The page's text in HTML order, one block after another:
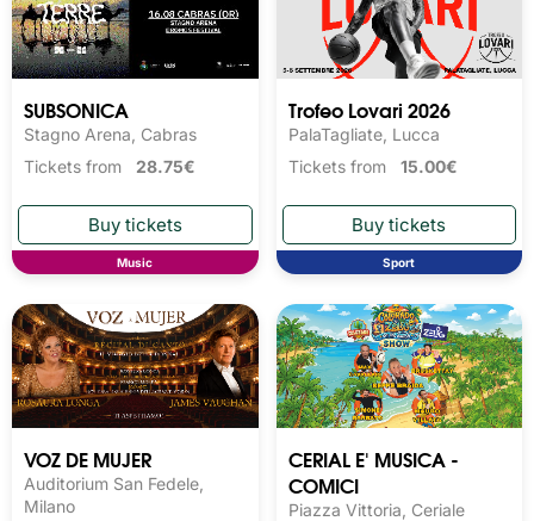
SUBSONICA
Stagno Arena, Cabras
Tickets from 28.75€
Music
Trofeo Lovari 2026
PalaTagliate, Lucca
Tickets from 15.00€
Sport
VOZ DE MUJER
Auditorium San Fedele,
Milano
CERIAL E' MUSICA -
COMICI
Piazza Vittoria, Ceriale